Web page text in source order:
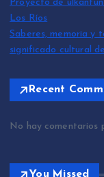
Proyecto de
Los Ríos
Saberes, memoria y
significado cultural
Recent
No hay comentarios
You Missed